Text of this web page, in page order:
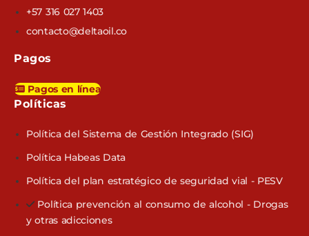
+57 316 027 1403
contacto@deltaoil.co
Pagos
Pagos en línea
Políticas​
Política del Sistema de Gestión Integrado (SIG)
Política Habeas Data
Política del plan estratégico de seguridad vial - PESV
Política prevención al consumo de alcohol - Drogas
y otras adicciones